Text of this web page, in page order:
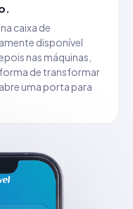
caixa de
disponível
nas máquinas,
de transformar
uma porta para